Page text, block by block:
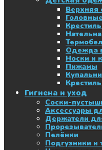
Одежда
Носки и
Пижамы
Гигиена и уход
Соски-
Аксессуары
Держатели
Пелёнки
Подгузники и